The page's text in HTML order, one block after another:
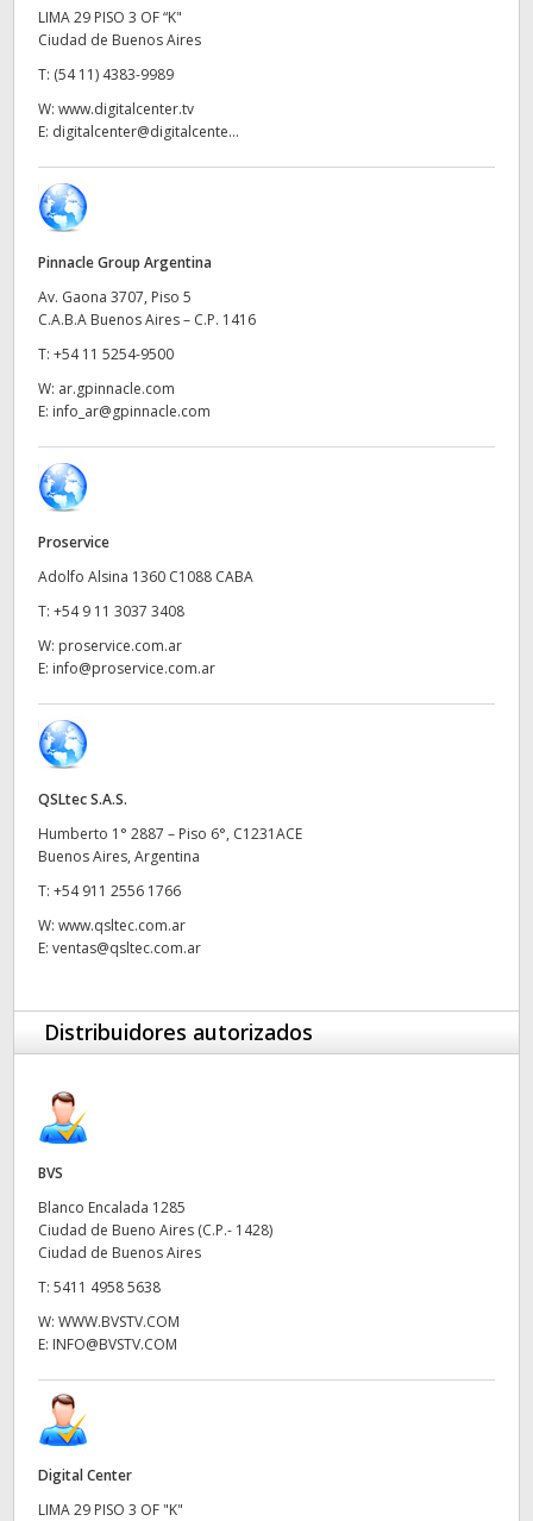
India
Japan
Malaysia
Netherlands
New Zealand
Norway
Portugal
Singapore
South Africa
España
Chinese Taipei
Turkey
Ukraine
United Kingdom
LIMA 29 PISO 3 OF “K"
Ciudad de Buenos Aires
T: (54 11) 4383-9989
W: www.digitalcenter.tv
E: digitalcenter@digitalcente...
Pinnacle Group Argentina
Av. Gaona 3707, Piso 5
C.A.B.A Buenos Aires – C.P. 1416
T: +54 11 5254-9500
W: ar.gpinnacle.com
E: info_ar@gpinnacle.com
Proservice
Adolfo Alsina 1360 C1088 CABA
T: +54 9 11 3037 3408
W: proservice.com.ar
E: info@proservice.com.ar
QSLtec S.A.S.
Humberto 1° 2887 – Piso 6°, C1231ACE
Buenos Aires, Argentina
T: +54 911 2556 1766
W: www.qsltec.com.ar
E: ventas@qsltec.com.ar
Distribuidores autorizados
BVS
Blanco Encalada 1285
Ciudad de Bueno Aires (C.P.- 1428)
Ciudad de Buenos Aires
T: 5411 4958 5638
W: WWW.BVSTV.COM
E: INFO@BVSTV.COM
Digital Center
LIMA 29 PISO 3 OF "K"